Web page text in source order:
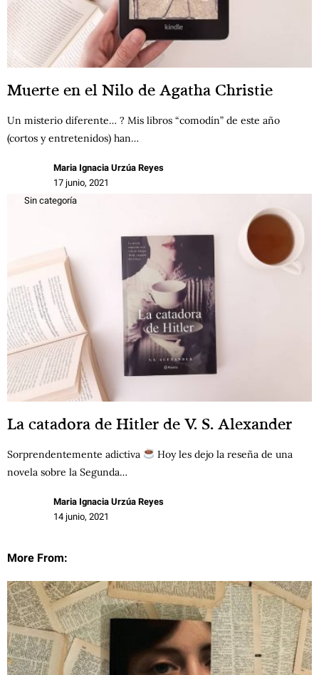
Muerte en el Nilo de Agatha Christie
Un misterio diferente… ? Mis libros “comodín” de este año
(cortos y entretenidos) han…
Maria Ignacia Urzúa Reyes
17 junio, 2021
Sin categoría
La catadora de Hitler de V. S. Alexander
Sorprendentemente adictiva
Hoy les dejo la reseña de una
novela sobre la Segunda…
Maria Ignacia Urzúa Reyes
14 junio, 2021
More From: